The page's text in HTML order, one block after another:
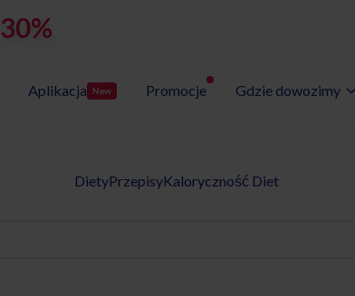
30%
Wybór Menu Gotowe programy diet
Aplikacja New Promocje Gdzie dowozimy
DietyPrzepisyKaloryczność Diet